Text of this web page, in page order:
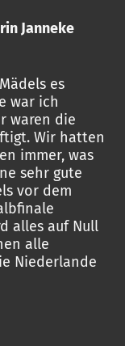
Janneke
es
war ich
waren die
Wir hatten
immer, was
sehr gute
vor dem
alles auf Null
alle
Niederlande